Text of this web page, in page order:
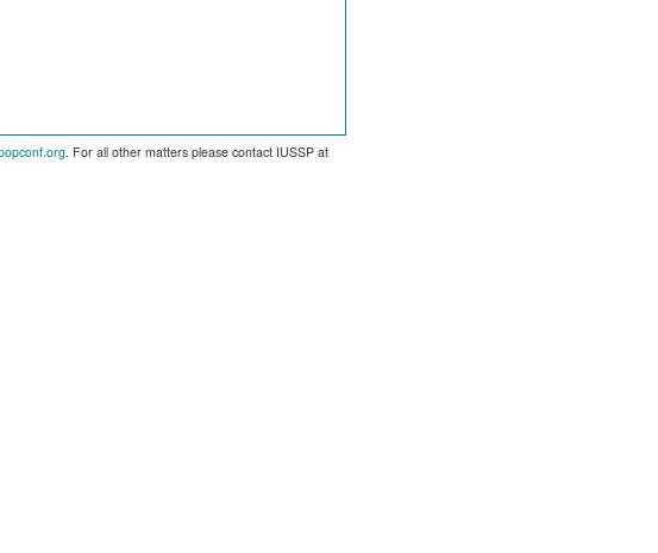
. For all other matters please contact IUSSP at